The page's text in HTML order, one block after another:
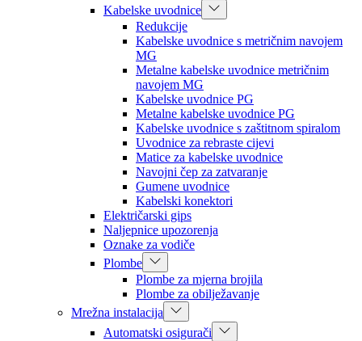
Kabelske uvodnice
Redukcije
Kabelske uvodnice s metričnim navojem
MG
Metalne kabelske uvodnice metričnim
navojem MG
Kabelske uvodnice PG
Metalne kabelske uvodnice PG
Kabelske uvodnice s zaštitnom spiralom
Uvodnice za rebraste cijevi
Matice za kabelske uvodnice
Navojni čep za zatvaranje
Gumene uvodnice
Kabelski konektori
Električarski gips
Naljepnice upozorenja
Oznake za vodiče
Plombe
Plombe za mjerna brojila
Plombe za obilježavanje
Mrežna instalacija
Automatski osigurači